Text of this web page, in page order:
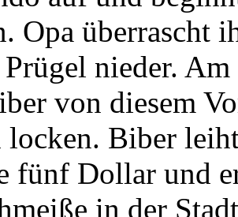
Opa überrascht
nieder.
von diesem
locken. Biber
fünf Dollar und
in der